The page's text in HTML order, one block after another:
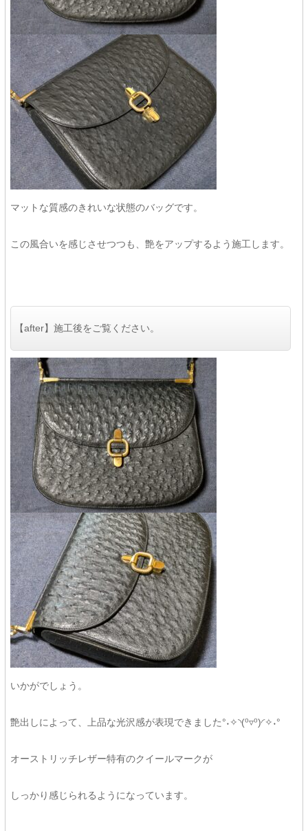
マットな質感のきれいな状態のバッグです。
この風合いを感じさせつつも、艶をアップするよう施工します。
【after】施工後をご覧ください。
いかがでしょう。
艶出しによって、上品な光沢感が表現できました°˖✧◝(⁰▿⁰)◜✧˖°
オーストリッチレザー特有のクイールマークが
しっかり感じられるようになっています。